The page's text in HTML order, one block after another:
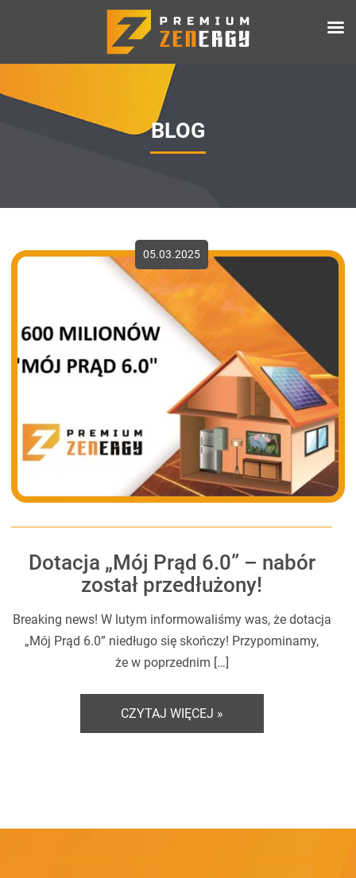
BLOG
05.03.2025
Dotacja „Mój Prąd 6.0” – nabór
został przedłużony!
Breaking news! W lutym informowaliśmy was, że dotacja
„Mój Prąd 6.0” niedługo się skończy! Przypominamy,
że w poprzednim […]
CZYTAJ WIĘCEJ »